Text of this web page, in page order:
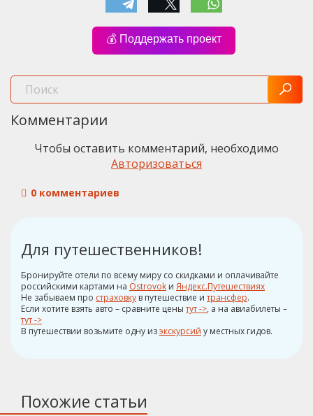
💰 Поддержать проект
Комментарии
Чтобы оставить комментарий, необходимо
Авторизоваться
0 комментариев
Для путешественников!
Бронируйте отели по всему миру со скидками и оплачивайте
российскими картами на Ostrovok и Яндекс.Путешествиях
Не забываем про страховку в путешествие итрансфер.
Если хотите взять авто – сравните ценытут ->, а на авиабилеты –
тут ->
В путешествии возьмите одну изэкскурсий у местных гидов.
Похожие статьи